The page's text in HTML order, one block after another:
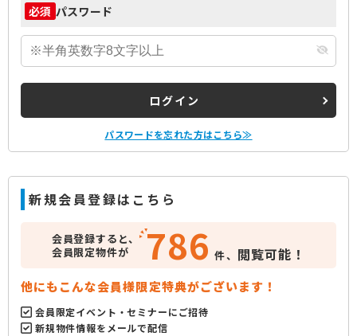
必須 パスワード
ログイン
パスワードを忘れた方はこちら≫
新規会員登録はこちら
会員登録すると、
会員限定物件が
786 件、 閲覧可能！
他にもこんな会員様限定特典がございます！
会員限定イベント・セミナーにご招待
新規物件情報をメールで配信